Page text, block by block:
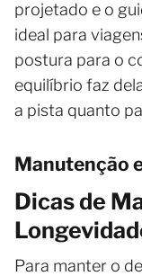
projetado e o
ideal para
postura para o
equilíbrio faz
a pista quanto
Manutenção
Dicas de
Para manter o